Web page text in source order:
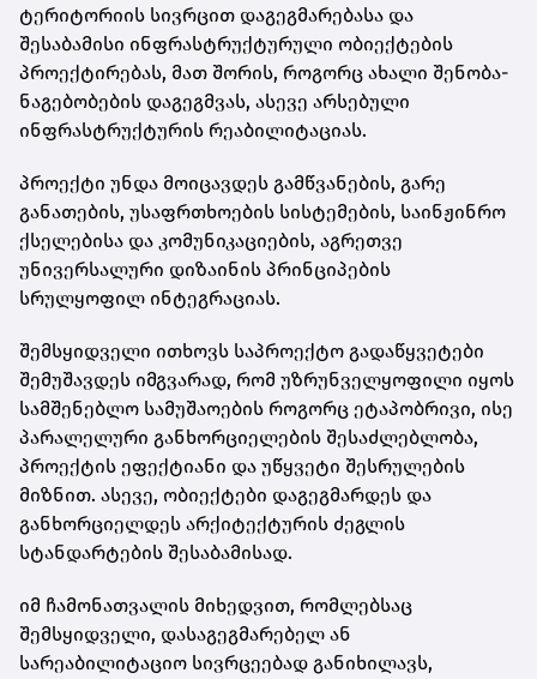
ტერიტორიის სივრცით დაგეგმარებასა და
შესაბამისი ინფრასტრუქტურული ობიექტების
პროექტირებას, მათ შორის, როგორც ახალი შენობა-
ნაგებობების დაგეგმვას, ასევე არსებული
ინფრასტრუქტურის რეაბილიტაციას.
პროექტი უნდა მოიცავდეს გამწვანების, გარე
განათების, უსაფრთხოების სისტემების, საინჟინრო
ქსელებისა და კომუნიკაციების, აგრეთვე
უნივერსალური დიზაინის პრინციპების
სრულყოფილ ინტეგრაციას.
შემსყიდველი ითხოვს საპროექტო გადაწყვეტები
შემუშავდეს იმგვარად, რომ უზრუნველყოფილი იყოს
სამშენებლო სამუშაოების როგორც ეტაპობრივი, ისე
პარალელური განხორციელების შესაძლებლობა,
პროექტის ეფექტიანი და უწყვეტი შესრულების
მიზნით. ასევე, ობიექტები დაგეგმარდეს და
განხორციელდეს არქიტექტურის ძეგლის
სტანდარტების შესაბამისად.
იმ ჩამონათვალის მიხედვით, რომლებსაც
შემსყიდველი, დასაგეგმარებელ ან
სარეაბილიტაციო სივრცეებად განიხილავს,